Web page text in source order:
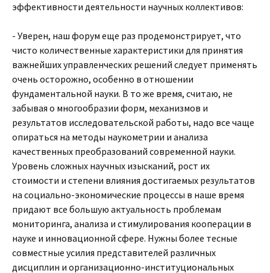
эффективности деятельности научных коллективов:
- Уверен, наш форум еще раз продемонстрирует, что
чисто количественные характеристики для принятия
важнейших управленческих решений следует применять
очень осторожно, особенно в отношении
фундаментальной науки. В то же время, считаю, не
забывая о многообразии форм, механизмов и
результатов исследовательской работы, надо все чаще
опираться на методы наукометрии и анализа
качественных преобразований современной науки.
Уровень сложных научных изысканий, рост их
стоимости и степени влияния достигаемых результатов
на социально-экономические процессы в наше время
придают все большую актуальность проблемам
мониторинга, анализа и стимулирования кооперации в
науке и инновационной сфере. Нужны более тесные
совместные усилия представителей различных
дисциплин и организационно-институциональных